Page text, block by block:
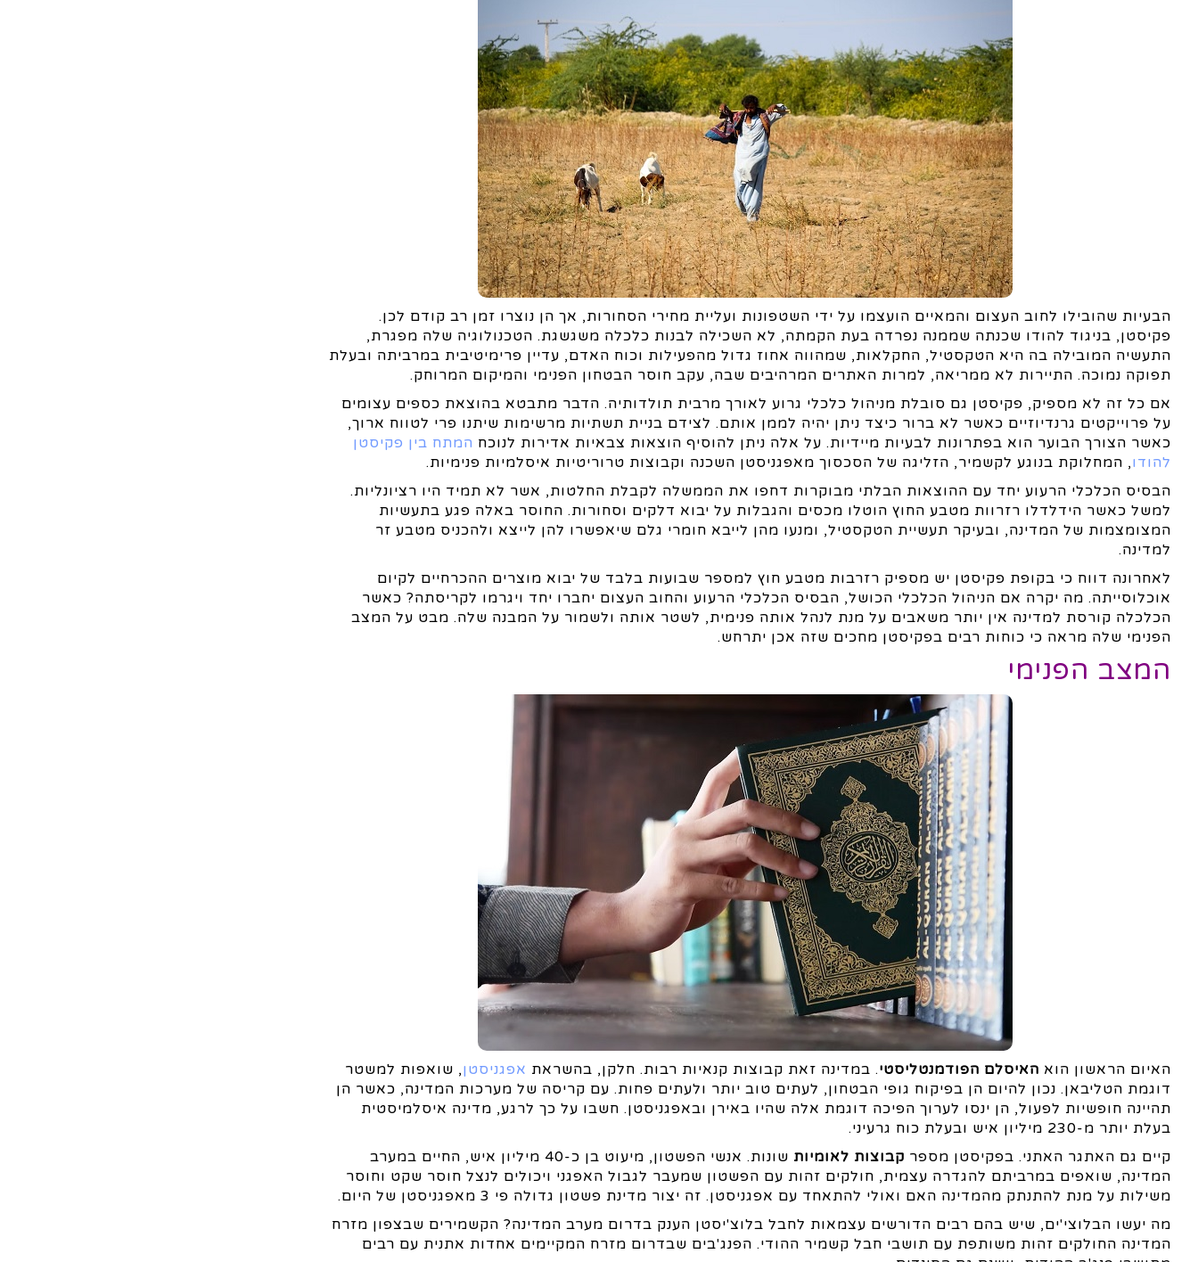
הבעיות שהובילו לחוב העצום והמאיים הועצמו על ידי השטפונות ועליית מחירי הסחורות, אך הן נוצרו זמן רב קודם לכן.
פקיסטן, בניגוד להודו שכנתה שממנה נפרדה בעת הקמתה, לא השכילה לבנות כלכלה משגשגת. הטכנולוגיה שלה מפגרת,
התעשיה המובילה בה היא הטקסטיל, החקלאות, שמהווה אחוז גדול מהפעילות וכוח האדם, עדיין פרימיטיבית במרביתה ובעלת
תפוקה נמוכה. התיירות לא ממריאה, למרות האתרים המרהיבים שבה, עקב חוסר הבטחון הפנימי והמיקום המרוחק.
אם כל זה לא מספיק, פקיסטן גם סובלת מניהול כלכלי גרוע לאורך מרבית תולדותיה. הדבר מתבטא בהוצאת כספים עצומים
על פרוייקטים גרנדיוזיים כאשר לא ברור כיצד ניתן יהיה לממן אותם. לצידם בניית תשתיות מרשימות שיתנו פרי לטווח ארוך,
כאשר הצורך הבוער הוא בפתרונות לבעיות מיידיות. על אלה ניתן להוסיף הוצאות צבאיות אדירות לנוכח המתח בין פקיסטן
להודו, המחלוקת בנוגע לקשמיר, הזליגה של הסכסוך מאפגניסטן השכנה וקבוצות טרוריטיות איסלמיות פנימיות.
הבסיס הכלכלי הרעוע יחד עם ההוצאות הבלתי מבוקרות דחפו את הממשלה לקבלת החלטות, אשר לא תמיד היו רציונליות.
למשל כאשר הידלדלו רזרוות מטבע החוץ הוטלו מכסים והגבלות על יבוא דלקים וסחורות. החוסר באלה פגע בתעשיות
המצומצמות של המדינה, ובעיקר תעשיית הטקסטיל, ומנעו מהן לייבא חומרי גלם שיאפשרו להן לייצא ולהכניס מטבע זר
למדינה.
לאחרונה דווח כי בקופת פקיסטן יש מספיק רזרבות מטבע חוץ למספר שבועות בלבד של יבוא מוצרים ההכרחיים לקיום
אוכלוסייתה. מה יקרה אם הניהול הכלכלי הכושל, הבסיס הכלכלי הרעוע והחוב העצום יחברו יחד ויגרמו לקריסתה? כאשר
הכלכלה קורסת למדינה אין יותר משאבים על מנת לנהל אותה פנימית, לשטר אותה ולשמור על המבנה שלה. מבט על המצב
הפנימי שלה מראה כי כוחות רבים בפקיסטן מחכים שזה אכן יתרחש.
המצב הפנימי
האיום הראשון הוא האיסלם הפודמנטליסטי. במדינה זאת קבוצות קנאיות רבות. חלקן, בהשראת אפגניסטן, שואפות למשטר
דוגמת הטליבאן. נכון להיום הן בפיקוח גופי הבטחון, לעתים טוב יותר ולעתים פחות. עם קריסה של מערכות המדינה, כאשר הן
תהיינה חופשיות לפעול, הן ינסו לערוך הפיכה דוגמת אלה שהיו באירן ובאפגניסטן. חשבו על כך לרגע, מדינה איסלמיסטית
בעלת יותר מ-230 מיליון איש ובעלת כוח גרעיני.
קיים גם האתגר האתני. בפקיסטן מספר קבוצות לאומיות
שונות. אנשי הפשטון, מיעוט בן כ-40 מיליון איש, החיים במערב
המדינה, שואפים במרביתם להגדרה עצמית, חולקים זהות עם הפשטון שמעבר לגבול האפגני ויכולים לנצל חוסר שקט וחוסר
משילות על מנת להתנתק מהמדינה האם ואולי להתאחד עם אפגניסטן. זה יצור מדינת פשטון גדולה פי 3 מאפגניסטן של היום.
מה יעשו הבלוצי'ים, שיש בהם רבים הדורשים עצמאות לחבל בלוצ'יסטן הענק בדרום מערב המדינה? הקשמירים שבצפון מזרח
המדינה החולקים זהות משותפת עם תושבי חבל קשמיר ההודי. הפנג'בים שבדרום מזרח המקיימים אחדות אתנית עם רבים